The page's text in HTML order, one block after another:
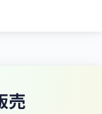
質問やテーマトー
売